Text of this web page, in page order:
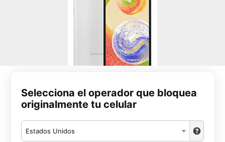
Selecciona el operador que bloquea
originalmente tu celular
Estados Unidos